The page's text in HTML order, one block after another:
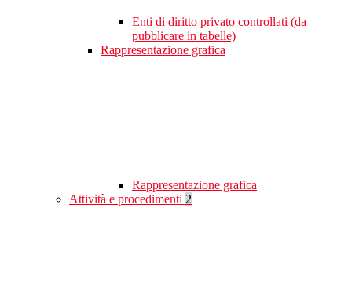
Enti di diritto privato controllati (da
pubblicare in tabelle)
Rappresentazione grafica
Rappresentazione grafica
Attività e procedimenti 2